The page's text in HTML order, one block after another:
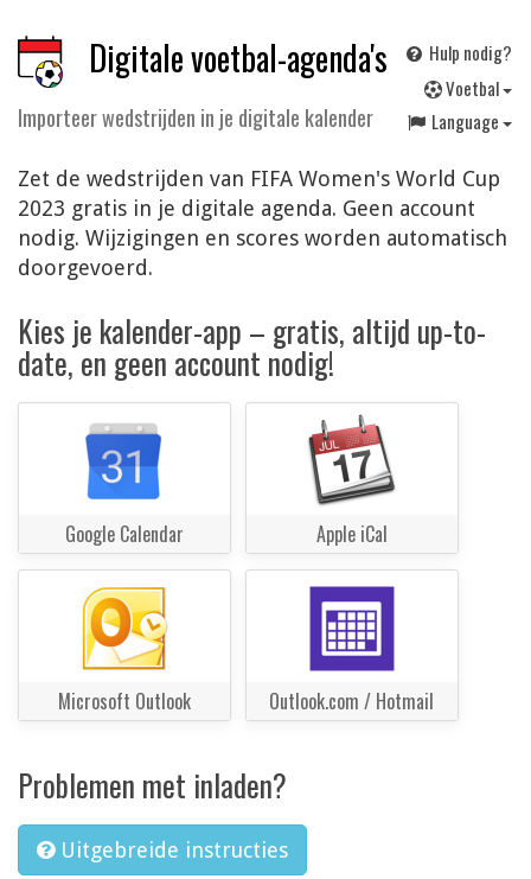
Digitale voetbal-agenda's
Importeer wedstrijden in je digitale kalender
Hulp nodig?
Voetbal
Language
Zet de wedstrijden van FIFA Women's World Cup
2023 gratis in je digitale agenda. Geen account
nodig. Wijzigingen en scores worden automatisch
doorgevoerd.
Kies je kalender-app – gratis, altijd up-to-
date, en geen account nodig!
Google Calendar Apple iCal
Microsoft Outlook Outlook.com / Hotmail
Problemen met inladen?
Uitgebreide instructies